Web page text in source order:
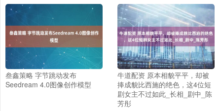
叁鑫策略 字节跳动发布
Seedream 4.0图像创作模型
牛道配资 原本相貌平平，却被
捧成貌比西施的绝色，这4位短
剧女主不过如此_长相_剧中_陈
芳彤